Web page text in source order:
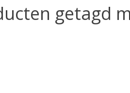
getagd